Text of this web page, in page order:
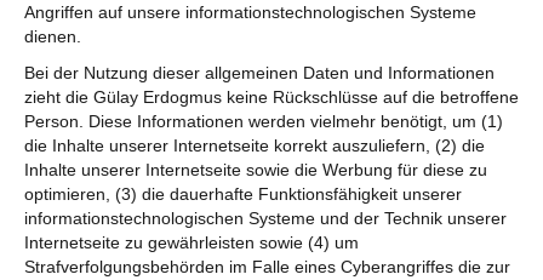
Angriffen auf unsere informationstechnologischen Systeme
dienen.
Bei der Nutzung dieser allgemeinen Daten und Informationen
zieht die Gülay Erdogmus keine Rückschlüsse auf die betroffene
Person. Diese Informationen werden vielmehr benötigt, um (1)
die Inhalte unserer Internetseite korrekt auszuliefern, (2) die
Inhalte unserer Internetseite sowie die Werbung für diese zu
optimieren, (3) die dauerhafte Funktionsfähigkeit unserer
informationstechnologischen Systeme und der Technik unserer
Internetseite zu gewährleisten sowie (4) um
Strafverfolgungsbehörden im Falle eines Cyberangriffes die zur